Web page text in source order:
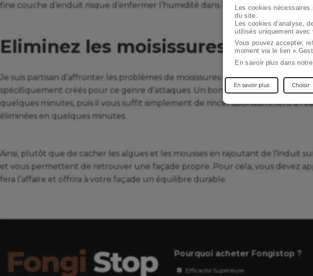
fine couche d’enduit risque d’enfermer l’humidité dans le mur et à terme
Eliminez les moisissures avec un
Je suis partisan d’affronter les problèmes de moisissures et de mousses
spécifiquement créés pour ce genre d’attaques. Un bon fongicide fera
quelques minutes, puis il vous suffit simplement de rincer abondamment à
éliminées en quelques minutes.
Ainsi, plutôt que de cacher les algues et les mousses en rajoutant de l’induit
et vous permettent de retrouver une façade propre. Pour cela, vous devez
fera l’affaire et offrira à votre façade un équilibre durable.
Pourquoi acheter Fongistop ?
Efficacité Supérieure
Les cookies nécessaires
du site.
Les cookies d’analyse,
utilisés uniquement avec
Vous pouvez accepter,
moment via le lien «
En savoir plus dans
En savoir plus Choisir